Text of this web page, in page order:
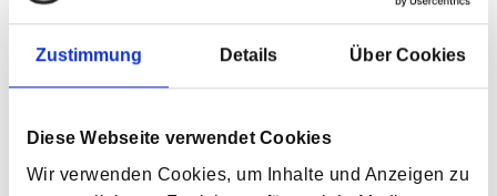
Zustimmung Details Über Cookies
Diese Webseite verwendet Cookies
Wir verwenden Cookies, um Inhalte und Anzeigen zu